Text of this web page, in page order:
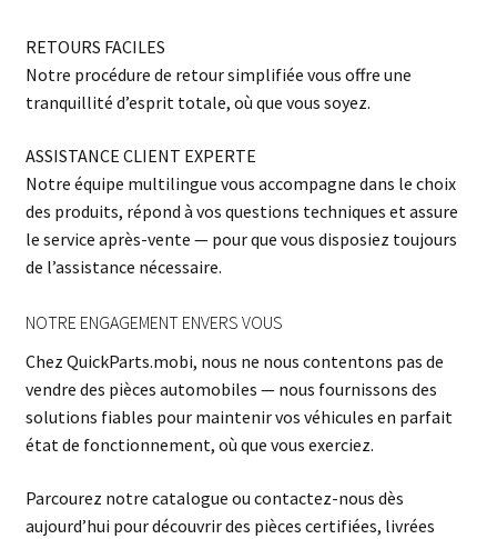
RETOURS FACILES
Notre procédure de retour simplifiée vous offre une
tranquillité d’esprit totale, où que vous soyez.
ASSISTANCE CLIENT EXPERTE
Notre équipe multilingue vous accompagne dans le choix
des produits, répond à vos questions techniques et assure
le service après-vente — pour que vous disposiez toujours
de l’assistance nécessaire.
NOTRE ENGAGEMENT ENVERS VOUS
Chez QuickParts.mobi, nous ne nous contentons pas de
vendre des pièces automobiles — nous fournissons des
solutions fiables pour maintenir vos véhicules en parfait
état de fonctionnement, où que vous exerciez.
Parcourez notre catalogue ou contactez-nous dès
aujourd’hui pour découvrir des pièces certifiées, livrées